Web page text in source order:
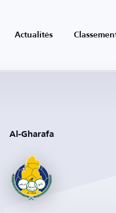
Actualités
Al-Gharafa